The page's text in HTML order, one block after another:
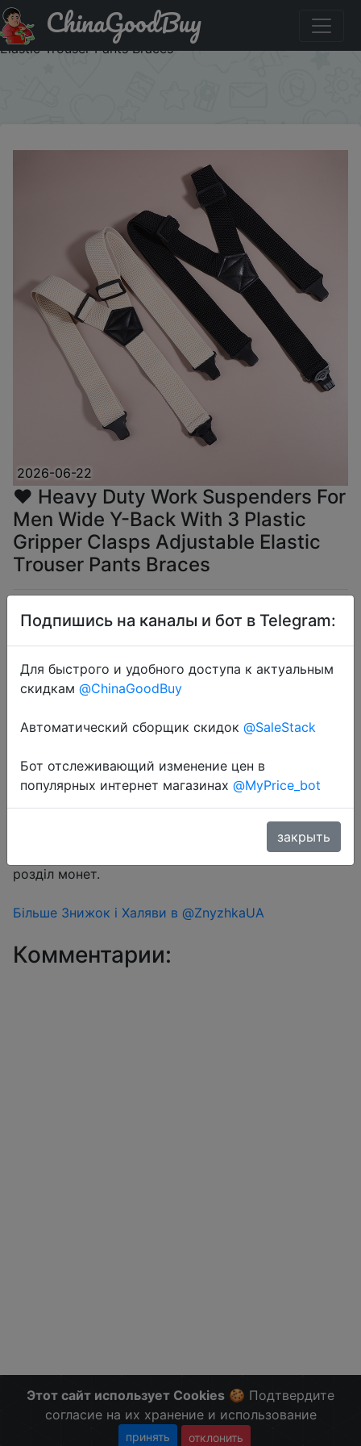
Купить по акции: ❤️ Heavy Duty Work Suspenders For
Men Wide Y-Back With 3 Plastic Gripper Clasps Adjustable
Elastic Trouser Pants Braces
ChinaGoodBuy
2026-06-22
❤️ Heavy Duty Work Suspenders For
Men Wide Y-Back With 3 Plastic
Gripper Clasps Adjustable Elastic
Trouser Pants Braces
$2.44
Coins
Перейти в магазин
Знижка монетками 288 Coins у додатку через
розділ монет.
Більше Знижок і Халяви в @ZnyzhkaUA
Комментарии:
Этот сайт использует Cookies 🍪 Подтвердите
согласие на их хранение и использование
принять отклонить
Подпишись на каналы и бот в Telegram:
Для быстрого и удобного доступа к актуальным
скидкам @ChinaGoodBuy
Автоматический сборщик скидок @SaleStack
Бот отслеживающий изменение цен в
популярных интернет магазинах @MyPrice_bot
закрыть